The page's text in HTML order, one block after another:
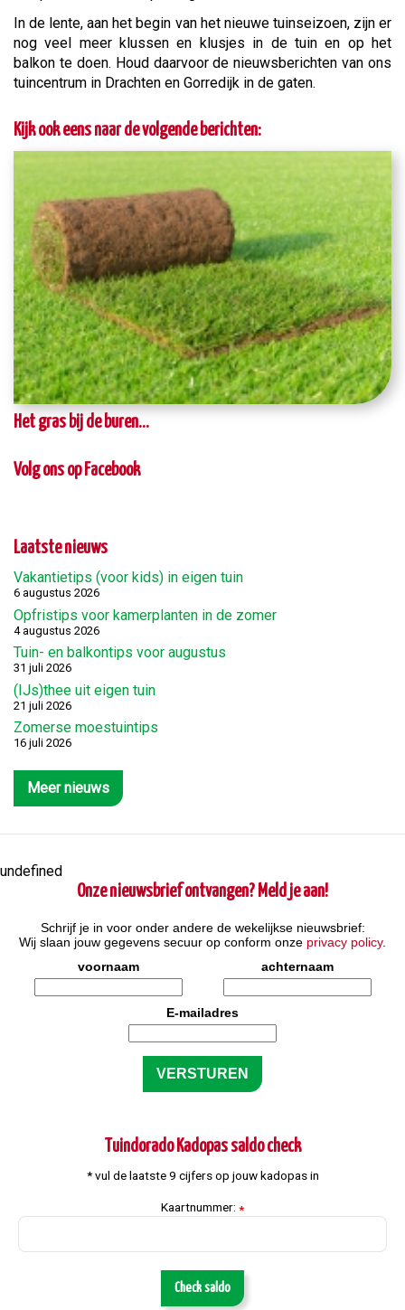
In de lente, aan het begin van het nieuwe tuinseizoen, zijn er
nog veel meer klussen en klusjes in de tuin en op het
balkon te doen. Houd daarvoor de nieuwsberichten van ons
tuincentrum in Drachten en Gorredijk in de gaten.
Kijk ook eens naar de volgende berichten:
Het gras bij de buren...
Volg ons op Facebook
Laatste nieuws
Vakantietips (voor kids) in eigen tuin
6 augustus 2026
Opfristips voor kamerplanten in de zomer
4 augustus 2026
Tuin- en balkontips voor augustus
31 juli 2026
(IJs)thee uit eigen tuin
21 juli 2026
Zomerse moestuintips
16 juli 2026
Meer nieuws
undefined
Onze nieuwsbrief ontvangen? Meld je aan!
Schrijf je in voor onder andere de wekelijkse nieuwsbrief:
Wij slaan jouw gegevens secuur op conform onze privacy policy.
voornaam
achternaam
E-mailadres
Tuindorado Kadopas saldo check
* vul de laatste 9 cijfers op jouw kadopas in
Kaartnummer: *
Check saldo